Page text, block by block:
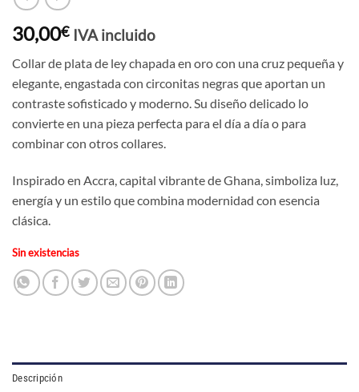
30,00€ IVA incluido
Collar de plata de ley chapada en oro con una cruz pequeña y
elegante, engastada con circonitas negras que aportan un
contraste sofisticado y moderno. Su diseño delicado lo
convierte en una pieza perfecta para el día a día o para
combinar con otros collares.
Inspirado en Accra, capital vibrante de Ghana, simboliza luz,
energía y un estilo que combina modernidad con esencia
clásica.
Sin existencias
Descripción